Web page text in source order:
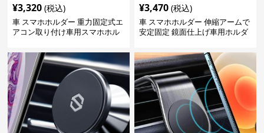
¥3,320 (税込)
車 スマホホルダー 重力固定式エ
アコン取り付け車用スマホホル
¥3,470 (税込)
車 スマホホルダー 伸縮アームで
安定固定 鏡面仕上げ車用ホルダ